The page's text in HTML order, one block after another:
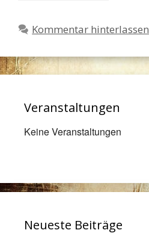
Kommentar hinterlassen
Veranstaltungen
Keine Veranstaltungen
Neueste Beiträge